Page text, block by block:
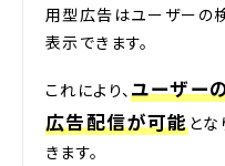
用型広告はユーザーの
表示できます。
これにより、ユーザー
広告配信が可能とな
きます。